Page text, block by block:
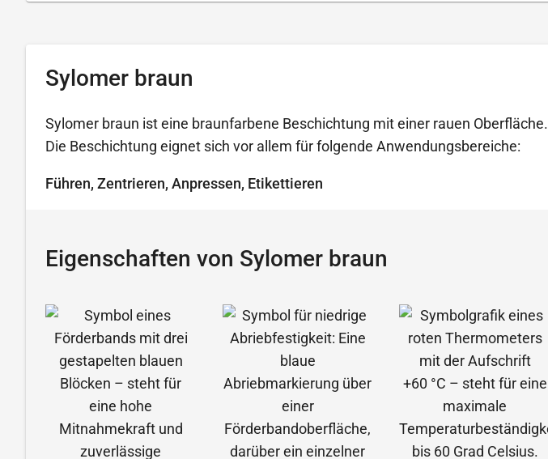
Sylomer braun
Sylomer braun ist eine braunfarbene Beschichtung mit einer rauen Oberfläche.
Die Beschichtung eignet sich vor allem für folgende Anwendungsbereiche:
Führen, Zentrieren, Anpressen, Etikettieren
Eigenschaften von Sylomer braun